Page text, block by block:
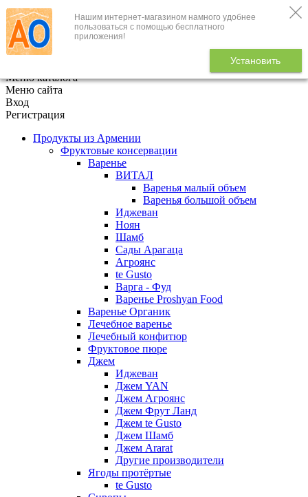
Нашим интернет-магазином намного удобнее
пользоваться с помощью бесплатного
приложения!
Установить
+7 (495) 646-888-1
В корзине
Меню каталога
Меню сайта
Вход
Регистрация
Продукты из Армении
Фруктовые консервации
Варенье
ВИТАЛ
Варенья малый объем
Варенья большой объем
Иджеван
Ноян
Шамб
Сады Арагаца
Агроянс
te Gusto
Варга - Фуд
Варенье Proshyan Food
Варенье Органик
Лечебное варенье
Лечебный конфитюр
Фруктовое пюре
Джем
Иджеван
Джем YAN
Джем Агроянс
Джем Фрут Ланд
Джем te Gusto
Джем Шамб
Джем Ararat
Другие производители
Ягоды протёртые
te Gusto